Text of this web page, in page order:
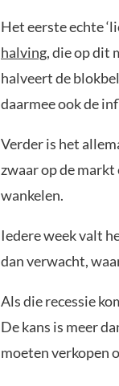
Het eerste echte
halving, die op dit
halveert de
daarmee ook de
Verder is het
zwaar op de
wankelen.
Iedere week valt
dan verwacht,
Als die recessie
De kans is meer
moeten verkopen